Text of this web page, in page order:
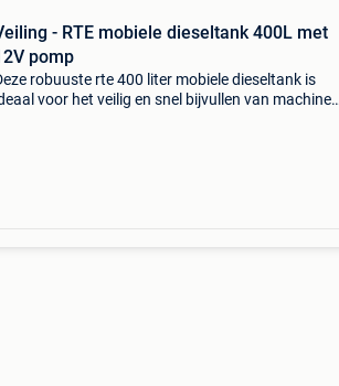
- RTE mobiele dieseltank 400L met
pomp
robuuste rte 400 liter mobiele dieseltank is
voor het veilig en snel bijvullen van machines